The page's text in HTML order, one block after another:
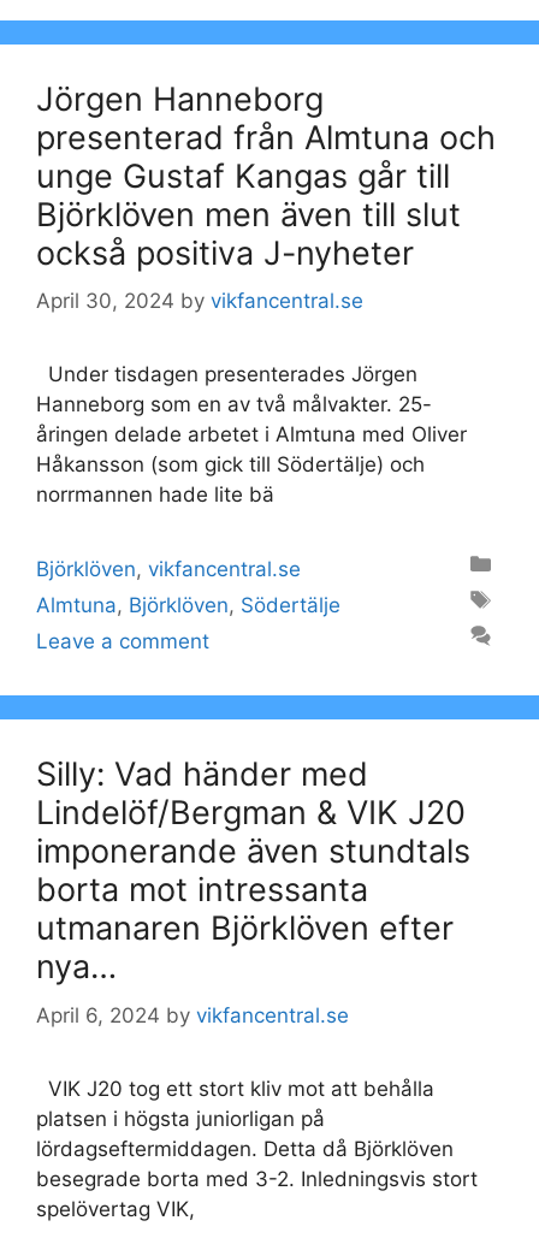
Jörgen Hanneborg
presenterad från Almtuna och
unge Gustaf Kangas går till
Björklöven men även till slut
också positiva J-nyheter
April 30, 2024 by vikfancentral.se
Under tisdagen presenterades Jörgen
Hanneborg som en av två målvakter. 25-
åringen delade arbetet i Almtuna med Oliver
Håkansson (som gick till Södertälje) och
norrmannen hade lite bä
Categories
Björklöven, vikfancentral.se
Tags
Almtuna, Björklöven, Södertälje
Leave a comment
Silly: Vad händer med
Lindelöf/Bergman & VIK J20
imponerande även stundtals
borta mot intressanta
utmanaren Björklöven efter
nya…
April 6, 2024 by vikfancentral.se
VIK J20 tog ett stort kliv mot att behålla
platsen i högsta juniorligan på
lördagseftermiddagen. Detta då Björklöven
besegrade borta med 3-2. Inledningsvis stort
spelövertag VIK,